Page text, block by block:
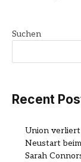
Suchen
Recent
Union
Neustart
Sarah